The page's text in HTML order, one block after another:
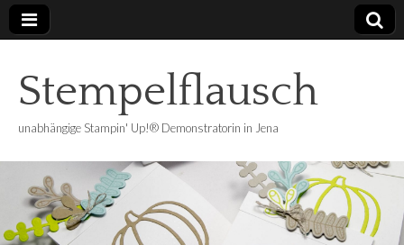
Stempelflausch
unabhängige Stampin' Up!® Demonstratorin in Jena